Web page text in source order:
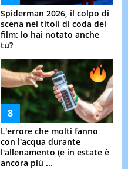
Spiderman 2026, il colpo di
scena nei titoli di coda del
film: lo hai notato anche
tu?
L'errore che molti fanno
con l'acqua durante
l'allenamento (e in estate è
ancora più ...